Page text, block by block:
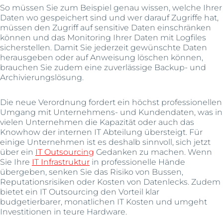
So müssen Sie zum Beispiel genau wissen, welche Ihrer
Daten wo gespeichert sind und wer darauf Zugriffe hat,
müssen den Zugriff auf sensitive Daten einschränken
können und das Monitoring Ihrer Daten mit Logfiles
sicherstellen. Damit Sie jederzeit gewünschte Daten
herausgeben oder auf Anweisung löschen können,
brauchen Sie zudem eine zuverlässige Backup- und
Archivierungslösung.
Die neue Verordnung fordert ein höchst professionellen
Umgang mit Unternehmens- und Kundendaten, was in
vielen Unternehmen die Kapazität oder auch das
Knowhow der internen IT Abteilung übersteigt. Für
einige Unternehmen ist es deshalb sinnvoll, sich jetzt
über ein IT Outsourcing Gedanken zu machen. Wenn
Sie Ihre IT Infrastruktur in professionelle Hände
übergeben, senken Sie das Risiko von Bussen,
Reputationsrisiken oder Kosten von Datenlecks. Zudem
bietet ein IT Outsourcing den Vorteil klar
budgetierbarer, monatlichen IT Kosten und umgeht
Investitionen in teure Hardware.